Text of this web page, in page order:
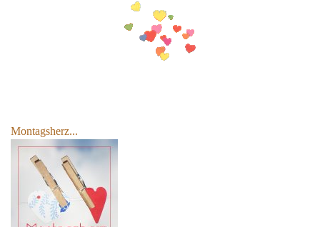
Montagsherz...